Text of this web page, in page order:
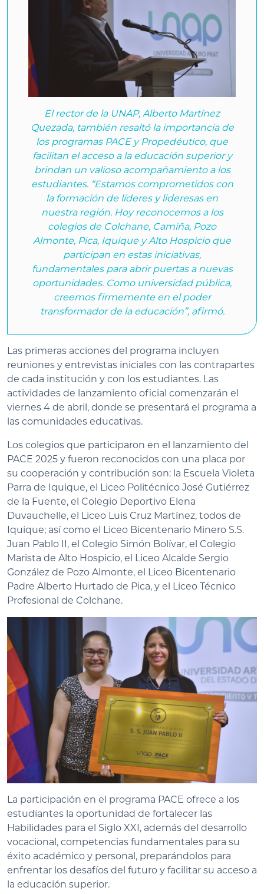
El rector de la UNAP, Alberto Martínez
Quezada, también resaltó la importancia de
los programas PACE y Propedéutico, que
facilitan el acceso a la educación superior y
brindan un valioso acompañamiento a los
estudiantes. “Estamos comprometidos con
la formación de líderes y lideresas en
nuestra región. Hoy reconocemos a los
colegios de Colchane, Camiña, Pozo
Almonte, Pica, Iquique y Alto Hospicio que
participan en estas iniciativas,
fundamentales para abrir puertas a nuevas
oportunidades. Como universidad pública,
creemos firmemente en el poder
transformador de la educación”, afirmó.
Las primeras acciones del programa incluyen
reuniones y entrevistas iniciales con las contrapartes
de cada institución y con los estudiantes. Las
actividades de lanzamiento oficial comenzarán el
viernes 4 de abril, donde se presentará el programa a
las comunidades educativas.
Los colegios que participaron en el lanzamiento del
PACE 2025 y fueron reconocidos con una placa por
su cooperación y contribución son: la Escuela Violeta
Parra de Iquique, el Liceo Politécnico José Gutiérrez
de la Fuente, el Colegio Deportivo Elena
Duvauchelle, el Liceo Luis Cruz Martínez, todos de
Iquique; así como el Liceo Bicentenario Minero S.S.
Juan Pablo II, el Colegio Simón Bolívar, el Colegio
Marista de Alto Hospicio, el Liceo Alcalde Sergio
González de Pozo Almonte, el Liceo Bicentenario
Padre Alberto Hurtado de Pica, y el Liceo Técnico
Profesional de Colchane.
La participación en el programa PACE ofrece a los
estudiantes la oportunidad de fortalecer las
Habilidades para el Siglo XXI, además del desarrollo
vocacional, competencias fundamentales para su
éxito académico y personal, preparándolos para
enfrentar los desafíos del futuro y facilitar su acceso a
la educación superior.